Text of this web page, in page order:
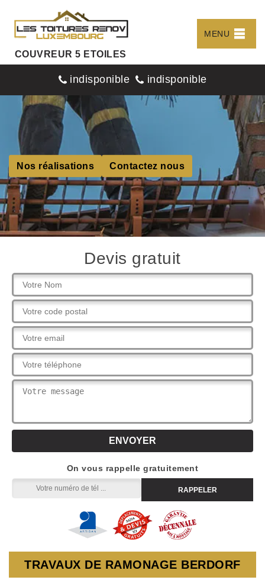
COUVREUR 5 ETOILES
MENU
indisponible indisponible
Nos réalisations Contactez nous
Devis gratuit
On vous rappelle gratuitement
TRAVAUX DE RAMONAGE BERDORF